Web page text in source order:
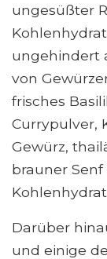
ungesüßter
ungehindert
von
frisches
Currypulver,
Gewürz,
brauner
Darüber
und einige